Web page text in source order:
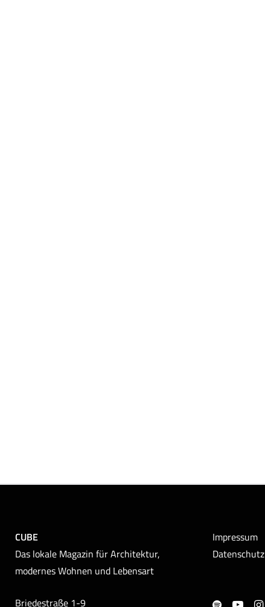
CUBE
Das lokale Magazin für Architektur,
modernes Wohnen und Lebensart
Briedestraße 1-9
Impressum
Datenschutz